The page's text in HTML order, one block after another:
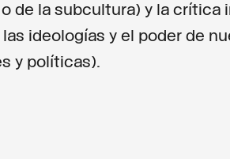
o de la subcultura) y la crítica
las ideologías y el poder de
y políticas).